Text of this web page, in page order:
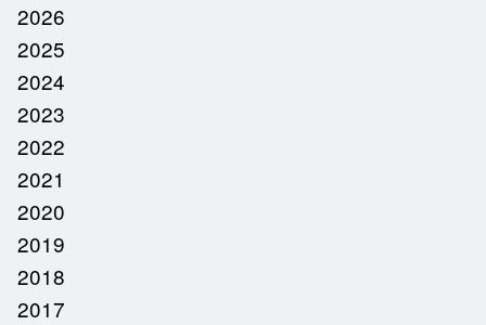
2026
2025
2024
2023
2022
2021
2020
2019
2018
2017